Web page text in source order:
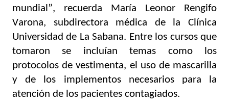
mundial”, recuerda María Leonor Rengifo
Varona, subdirectora médica de la Clínica
Universidad de La Sabana. Entre los cursos que
tomaron se incluían temas como los
protocolos de vestimenta, el uso de mascarilla
y de los implementos necesarios para la
atención de los pacientes contagiados.